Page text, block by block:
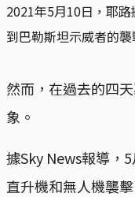
2021年5月10日，耶
到巴勒斯坦示威者的
然而，在過去的四
象。
據Sky News報導，
直升機和無人機襲